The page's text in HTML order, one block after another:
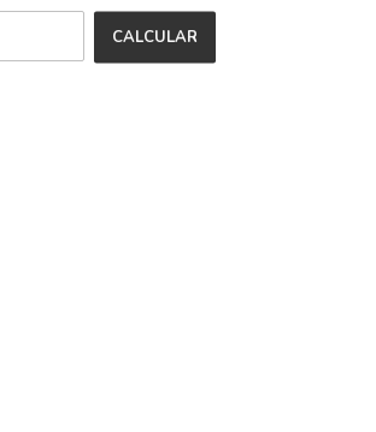
CALCULAR